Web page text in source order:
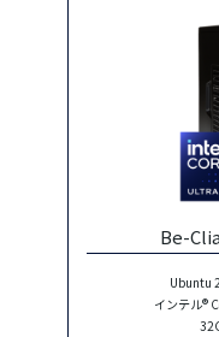
Be-
Ubuntu
インテル®